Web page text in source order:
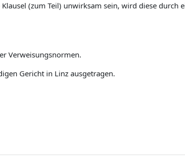
(zum Teil) unwirksam sein, wird diese durch
Verweisungsnormen.
Gericht in Linz ausgetragen.